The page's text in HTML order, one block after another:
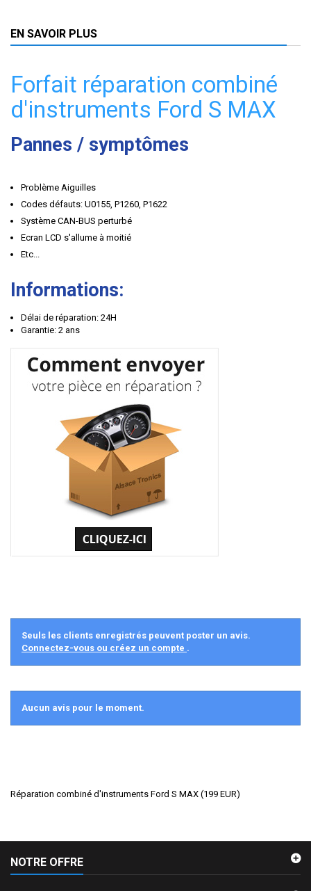
EN SAVOIR PLUS
Forfait réparation combiné
d'instruments Ford S MAX
Pannes / symptômes
Problème Aiguilles
Codes défauts: U0155, P1260, P1622
Système CAN-BUS perturbé
Ecran LCD s'allume à moitié
Etc...
Informations:
Délai de réparation: 24H
Garantie: 2 ans
Seuls les clients enregistrés peuvent poster un avis.
Connectez-vous ou créez un compte .
Aucun avis pour le moment.
Réparation combiné d'instruments Ford S MAX (199 EUR)
NOTRE OFFRE